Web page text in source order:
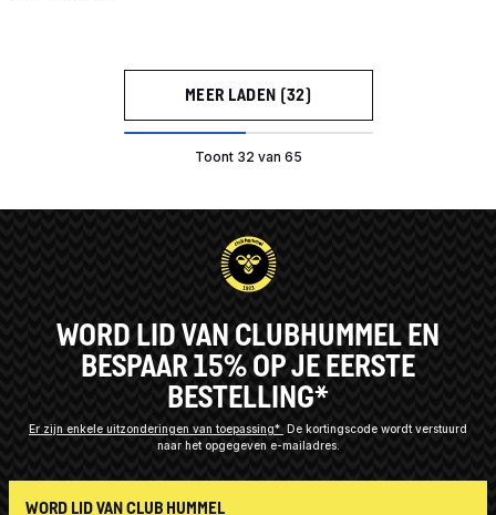
MEER LADEN (32)
Toont 32 van 65
WORD LID VAN CLUBHUMMEL EN
BESPAAR 15% OP JE EERSTE
BESTELLING*
Er zijn enkele uitzonderingen van toepassing* De kortingscode wordt verstuurd
naar het opgegeven e-mailadres.
WORD LID VAN CLUB HUMMEL